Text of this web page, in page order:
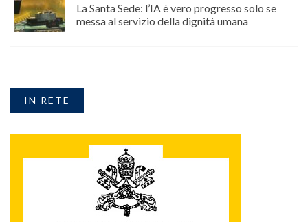
La Santa Sede: l’IA è vero progresso solo se
messa al servizio della dignità umana
IN RETE